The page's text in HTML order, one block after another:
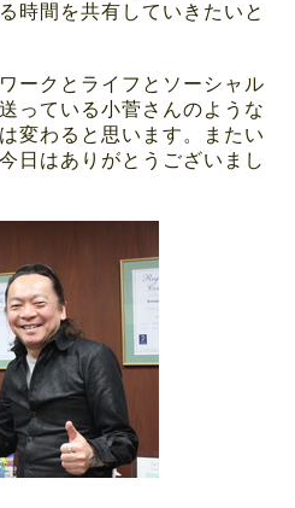
時間を共有していきたいと
ークとライフとソーシャル
っている小菅さんのような
変わると思います。またい
日はありがとうございまし